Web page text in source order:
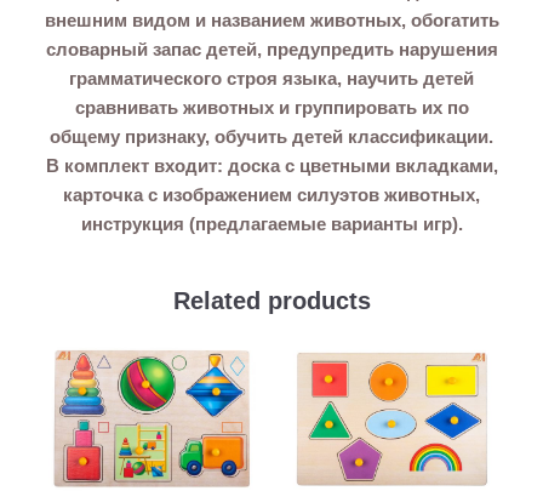
внешним видом и названием животных, обогатить
словарный запас детей, предупредить нарушения
грамматического строя языка, научить детей
сравнивать животных и группировать их по
общему признаку, обучить детей классификации.
В комплект входит: доска с цветными вкладками,
карточка с изображением силуэтов животных,
инструкция (предлагаемые варианты игр).
Related products